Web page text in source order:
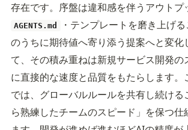
存在です。序盤は違和感を伴うアウトプ
AGENTS.md
・テンプレートを磨き上げ
のうちに期待値へ寄り添う提案へと変化
て、その積み重ねは新規サービス開発の
に直接的な速度と品質をもたらします。
では、グローバルルールを共有し続ける
ら熟練したチームのスピード」を保つ仕